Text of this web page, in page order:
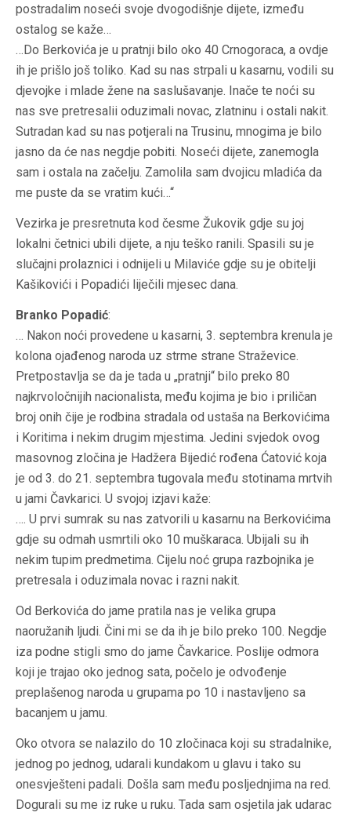
postradalim noseći svoje dvogodišnje dijete, između
ostalog se kaže…
…Do Berkovića je u pratnji bilo oko 40 Crnogoraca, a ovdje
ih je prišlo još toliko. Kad su nas strpali u kasarnu, vodili su
djevojke i mlade žene na saslušavanje. Inače te noći su
nas sve pretresalii oduzimali novac, zlatninu i ostali nakit.
Sutradan kad su nas potjerali na Trusinu, mnogima je bilo
jasno da će nas negdje pobiti. Noseći dijete, zanemogla
sam i ostala na začelju. Zamolila sam dvojicu mladića da
me puste da se vratim kući…“
Vezirka je presretnuta kod česme Žukovik gdje su joj
lokalni četnici ubili dijete, a nju teško ranili. Spasili su je
slučajni prolaznici i odnijeli u Milaviće gdje su je obitelji
Kašikovići i Popadići liječili mjesec dana.
Branko Popadić:
… Nakon noći provedene u kasarni, 3. septembra krenula je
kolona ojađenog naroda uz strme strane Straževice.
Pretpostavlja se da je tada u „pratnji“ bilo preko 80
najkrvoločnijih nacionalista, među kojima je bio i priličan
broj onih čije je rodbina stradala od ustaša na Berkovićima
i Koritima i nekim drugim mjestima. Jedini svjedok ovog
masovnog zločina je Hadžera Bijedić rođena Ćatović koja
je od 3. do 21. septembra tugovala među stotinama mrtvih
u jami Čavkarici. U svojoj izjavi kaže:
…. U prvi sumrak su nas zatvorili u kasarnu na Berkovićima
gdje su odmah usmrtili oko 10 muškaraca. Ubijali su ih
nekim tupim predmetima. Cijelu noć grupa razbojnika je
pretresala i oduzimala novac i razni nakit.
Od Berkovića do jame pratila nas je velika grupa
naoružanih ljudi. Čini mi se da ih je bilo preko 100. Negdje
iza podne stigli smo do jame Čavkarice. Poslije odmora
koji je trajao oko jednog sata, počelo je odvođenje
preplašenog naroda u grupama po 10 i nastavljeno sa
bacanjem u jamu.
Oko otvora se nalazilo do 10 zločinaca koji su stradalnike,
jednog po jednog, udarali kundakom u glavu i tako su
onesvješteni padali. Došla sam među posljednjima na red.
Dogurali su me iz ruke u ruku. Tada sam osjetila jak udarac